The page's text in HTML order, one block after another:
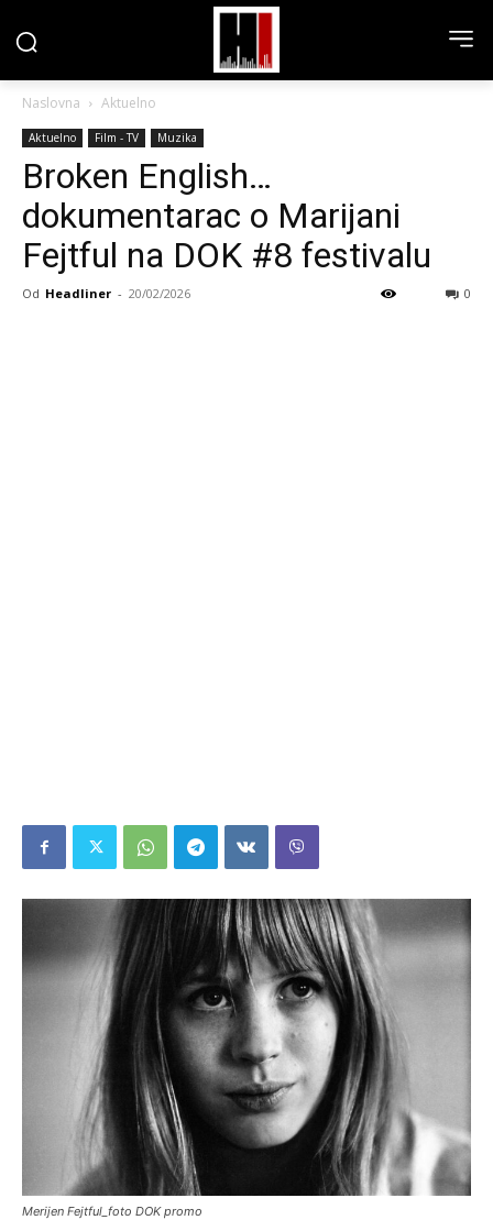
Naslovna Aktuelno
Aktuelno Film - TV Muzika
Broken English…
dokumentarac o Marijani
Fejtful na DOK #8 festivalu
Od Headliner - 20/02/2026 0
Merijen Fejtful_foto DOK promo